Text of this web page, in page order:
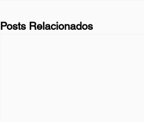
Posts Relacionados